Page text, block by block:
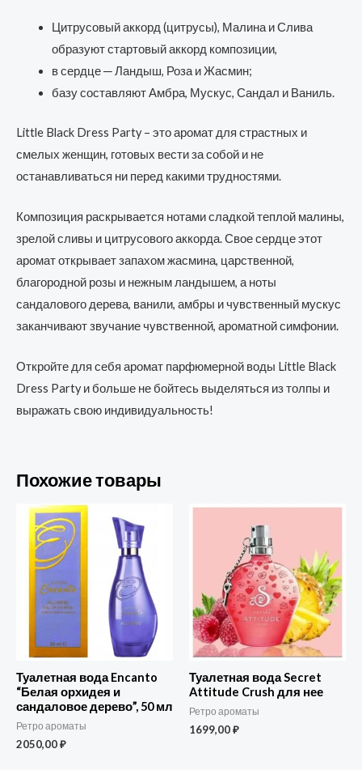
Цитрусовый аккорд (цитрусы), Малина и Слива
образуют стартовый аккорд композиции,
в сердце ─ Ландыш, Роза и Жасмин;
базу составляют Амбра, Мускус, Сандал и Ваниль.
Little Black Dress Party – это аромат для страстных и
смелых женщин, готовых вести за собой и не
останавливаться ни перед какими трудностями.
Композиция раскрывается нотами сладкой теплой малины,
зрелой сливы и цитрусового аккорда. Свое сердце этот
аромат открывает запахом жасмина, царственной,
благородной розы и нежным ландышем, а ноты
сандалового дерева, ванили, амбры и чувственный мускус
заканчивают звучание чувственной, ароматной симфонии.
Откройте для себя аромат парфюмерной воды Little Black
Dress Party и больше не бойтесь выделяться из толпы и
выражать свою индивидуальность!
Похожие товары
Туалетная вода Encanto
“Белая орхидея и
сандаловое дерево”, 50 мл
Ретро ароматы
2050,00₽
Туалетная вода Secret
Attitude Crush для нее
Ретро ароматы
1699,00₽